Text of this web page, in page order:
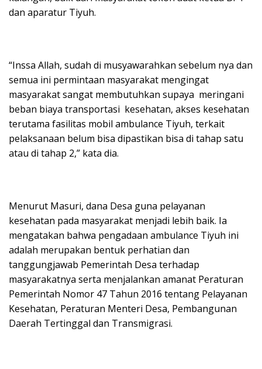
dan aparatur Tiyuh.
“Inssa Allah, sudah di musyawarahkan sebelum nya dan
semua ini permintaan masyarakat mengingat
masyarakat sangat membutuhkan supaya meringani
beban biaya transportasi kesehatan, akses kesehatan
terutama fasilitas mobil ambulance Tiyuh, terkait
pelaksanaan belum bisa dipastikan bisa di tahap satu
atau di tahap 2,” kata dia.
Menurut Masuri, dana Desa guna pelayanan
kesehatan pada masyarakat menjadi lebih baik. Ia
mengatakan bahwa pengadaan ambulance Tiyuh ini
adalah merupakan bentuk perhatian dan
tanggungjawab Pemerintah Desa terhadap
masyarakatnya serta menjalankan amanat Peraturan
Pemerintah Nomor 47 Tahun 2016 tentang Pelayanan
Kesehatan, Peraturan Menteri Desa, Pembangunan
Daerah Tertinggal dan Transmigrasi.